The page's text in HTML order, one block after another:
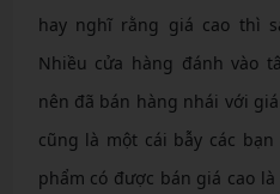
hay nghĩ rằng giá cao thì
Nhiều cửa hàng đánh vào
nên đã bán hàng nhái với
cũng là một cái bẫy các
phẩm có được bán giá cao